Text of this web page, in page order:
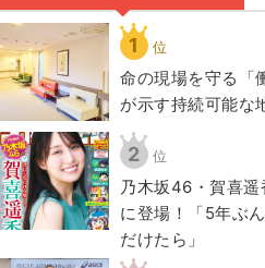
1 位
命の現場を守る「
が示す持続可能な
2 位
乃木坂46・賀喜
に登場！「5年ぶ
だけたら」